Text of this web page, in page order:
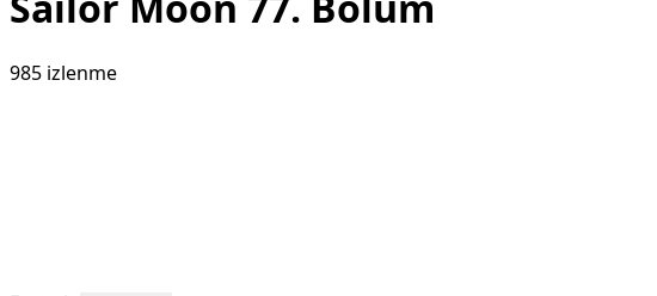
985 izlenme